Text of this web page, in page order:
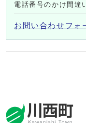
電話番号のかけ間違
お問い合わせフォ